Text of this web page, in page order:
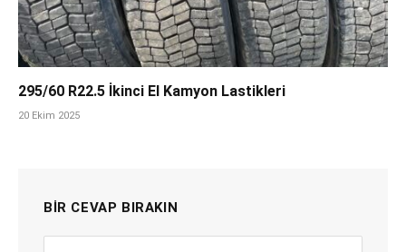
295/60 R22.5 İkinci El Kamyon Lastikleri
20 Ekim 2025
BIR CEVAP BIRAKIN